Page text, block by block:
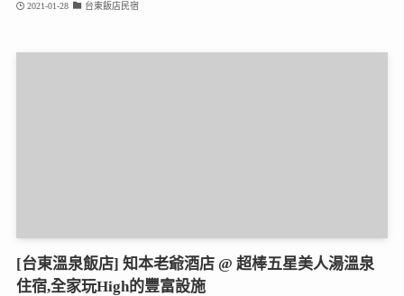
2021-01-28 台東飯店民宿
[台東溫泉飯店] 知本老爺酒店 @ 超棒五星美人湯溫泉
住宿,全家玩High的豐富設施